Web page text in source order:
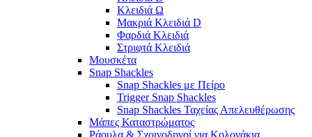
Κλειδιά Ω
Μακριά Κλειδιά D
Φαρδιά Κλειδιά
Στριφτά Κλειδιά
Μουσκέτα
Snap Shackles
Snap Shackles με Πείρο
Trigger Snap Shackles
Snap Shackles Ταχείας Απελευθέρωσης
Μάπες Καταστρώματος
Ράουλα & Σχοινοδηγοί για Κολονάκια